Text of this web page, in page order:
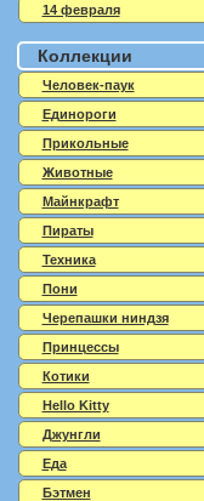
14 февраля
Коллекции
Человек-паук
Единороги
Прикольные
Животные
Майнкрафт
Пираты
Техника
Пони
Черепашки ниндзя
Принцессы
Котики
Hello Kitty
Джунгли
Еда
Бэтмен